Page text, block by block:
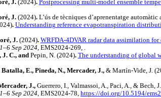
J. (2024). Postprocessing multi-model ensemble
J. (2024). L’ús de tècniques d’aprenentatge
. Understanding reference evapotranspiration
J. (2024). WRFDA-4DVAR radar data assimilation
Sep 2024, EMS2024-269, .
J. C., and Pepin, N. (2024). The understanding of global
E., Pineda, N., Mercader, J., & Martín-Vide, J.
J.,Guerrero, I., Valmassoi, A., Paci, A., &
Sep 2024, EMS2024-78, https://doi.org/10.5194/